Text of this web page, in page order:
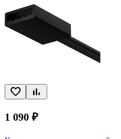
1 090 ₽